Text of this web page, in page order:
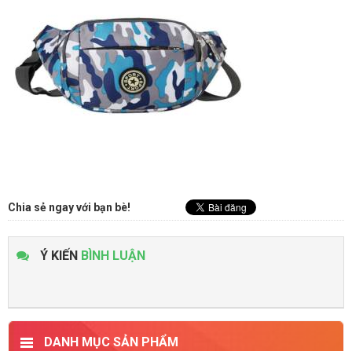
Chia sẻ ngay với bạn bè!
Ý KIẾN BÌNH LUẬN
DANH MỤC SẢN PHẨM